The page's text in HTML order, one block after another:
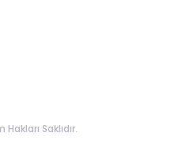
Saklıdır.